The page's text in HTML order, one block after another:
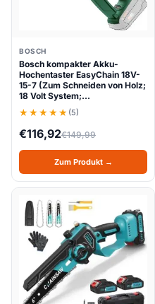
BOSCH
Bosch kompakter Akku-
Hochentaster EasyChain 18V-
15-7 (Zum Schneiden von Holz;
18 Volt System;…
(5)
€116,92€149,99
Zum Produkt →